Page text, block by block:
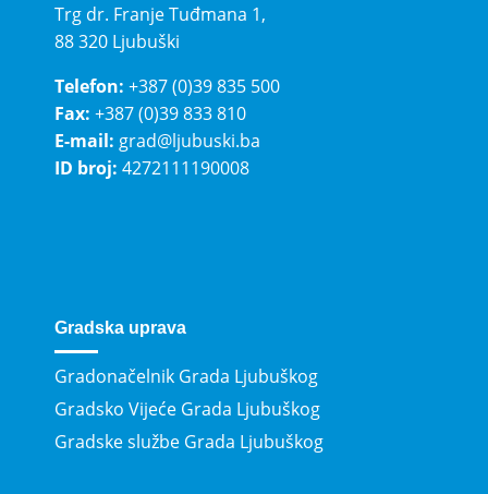
Trg dr. Franje Tuđmana 1,
88 320 Ljubuški
Telefon: +387 (0)39 835 500
Fax: +387 (0)39 833 810
E-mail: grad@ljubuski.ba
ID broj: 4272111190008
Gradska uprava
Gradonačelnik Grada Ljubuškog
Gradsko Vijeće Grada Ljubuškog
Gradske službe Grada Ljubuškog